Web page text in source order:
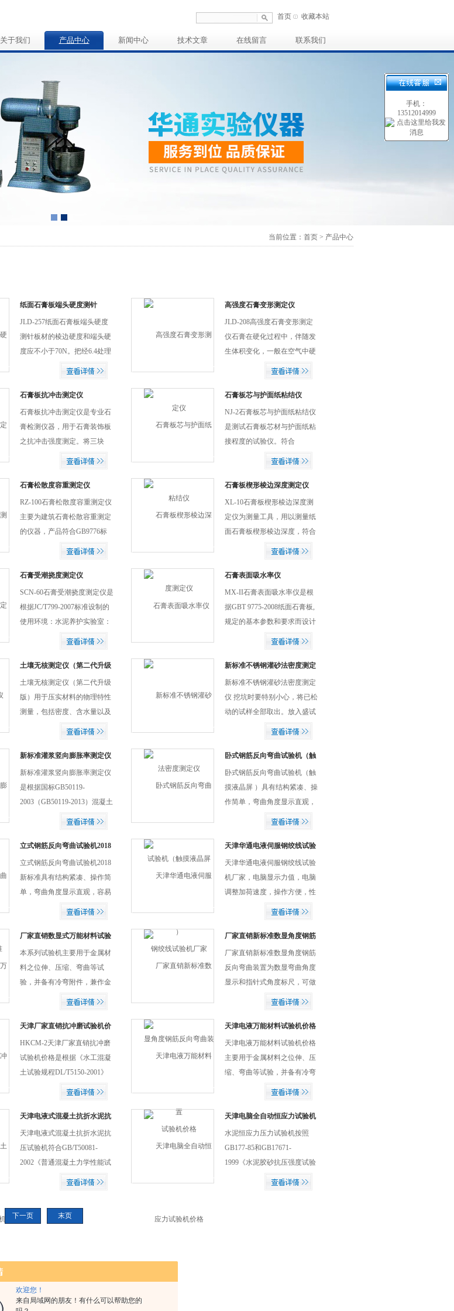
欢迎您！
来自局域网的朋友！有什么可以帮助您的
首页 收藏本站
关于我们 产品中心 新闻中心 技术文章 在线留言 联系我们
当前位置：首页 > 产品中心
纸面石膏板端头硬度测针
JLD-257纸面石膏板端头硬度
测针板材的棱边硬度和端头硬
度应不小于70N。把经6.4处理
后的试件横向垂直侧立，然后
高强度石膏变形测定仪
JLD-208高强度石膏变形测定
仪石膏在硬化过程中，伴随发
生体积变化，一般在空气中硬
化时。其体积发生收缩，在水
小）。石膏变形测定仪是根据
JCT 2038-2010 α型高强石...
石膏板抗冲击测定仪
石膏板抗冲击测定仪是专业石
膏检测仪器，用于石膏装饰板
之抗冲击强度测定。将三块
300300毫米的试件在40士2℃
时内的重量变化小于0.1％时即
为恒重）在不吸湿的条件下，
冷却至...
石膏板芯与护面纸粘结仪
NJ-2石膏板芯与护面纸粘结仪
是测试石膏板芯材与护面纸粘
接程度的试验仪。符合
GB/T9775-1999标准规定的纸
石膏松散度容重测定仪
RZ-100石膏松散度容重测定仪
主要为建筑石膏松散容重测定
的仪器，产品符合GB9776标
石膏板楔形棱边深度测定仪
XL-10石膏板楔形棱边深度测
定仪为测量工具，用以测量纸
面石膏板楔形棱边深度，符合
GB/T9775-1999标准规定的纸
石膏受潮挠度测定仪
SCN-60石膏受潮挠度测定仪是
根据JC/T799-2007标准设制的
使用环境：水泥养护实验室：
温度在（32+2），相对湿度
石膏表面吸水率仪
MX-II石膏表面吸水率仪是根
据GBT 9775-2008纸面石膏板,
规定的基本参数和要求而设计
的。此标准适用于测定各种纸
用于准确评价纸或纸板的书写
性能。
土壤无核测定仪（第二代升级
版）
土壤无核测定仪（第二代升级
版）用于压实材料的物理特性
测量，包括密度、含水量以及
压实百分数。包括：路基和地
地下室、回填和沟渠、垃圾
等。
新标准不锈钢灌砂法密度测定
仪
新标准不锈钢灌砂法密度测定
仪 挖坑时要特别小心，将已松
动的试样全部取出。放入盛试
样的容器内，将盖盖好，称容
样，测定含水率。在套环上重
新装上防风筒、漏斗架及漏
斗。将量砂经漏斗...
新标准灌浆竖向膨胀率测定仪
新标准灌浆竖向膨胀率测定仪
是根据国标GB50119-
2003（GB50119-2013）混凝土
外加剂应用设计规范使用，用
测定仪。
卧式钢筋反向弯曲试验机（触
摸液晶屏 ）
卧式钢筋反向弯曲试验机（触
摸液晶屏 ）具有结构紧凑、操
作简单，弯曲角度显示直观，
容易维修，运行平稳、安全、
立式钢筋反向弯曲试验机2018
新标准
立式钢筋反向弯曲试验机2018
新标准具有结构紧凑、操作简
单，弯曲角度显示直观，容易
维修，运行平稳、安全、噪声
天津华通电液伺服钢绞线试验
机厂家
天津华通电液伺服钢绞线试验
机厂家，电脑显示力值，电脑
调整加荷速度，操作方便，性
能稳定，安全可靠。主要用于
验。适用于冶金、建筑、轻
工、航空、航天、材料、大专
院校、科研单位等领域...
厂家直销数显式万能材料试验
机
本系列试验机主要用于金属材
料之位伸、压缩、弯曲等试
验，并备有冷弯附件，兼作金
属材料的工艺试验。因此，本
建设单位、治金、机械制造及
各类学校实验室等单位的试验
需要。厂家直销数显式...
厂家直销新标准数显角度钢筋
反向弯曲装置
厂家直销新标准数显角度钢筋
反向弯曲装置为数显弯曲角度
显示和指针式角度标尺，可做
新标准正向90°、反向20°度数
解弯曲角度，大大提高了工作
效率。
天津厂家直销抗冲磨试验机价
格
HKCM-2天津厂家直销抗冲磨
试验机价格是根据《水工混凝
土试验规程DL/T5150-2001》
规定的技术要求设计的，利用
凝土表面形成钢球冲击磨损的
试验，以测定各类混凝土表面
抗...
天津电液万能材料试验机价格
天津电液万能材料试验机价格
主要用于金属材料之位伸、压
缩、弯曲等试验，并备有冷弯
附件，兼作金属材料的工艺试
研机构，基本建设单位、治
金、机械制造及各类学校实验
室等单位的试验需要。
天津电液式混凝土抗折水泥抗
压试验机
天津电液式混凝土抗折水泥抗
压试验机符合GB/T50081-
2002《普通混凝土力学性能试
验方法标准》，应手动控制加
装置，在试验过程中能均匀连
续加荷，并带有能使二个相等
天津电脑全自动恒应力试验机
价格
水泥恒应力压力试验机按照
GB177-85和GB17671-
1999《水泥胶砂抗压强度试验
方法》要求完成试验控制的方
下一页 末页
手机：
13512014999